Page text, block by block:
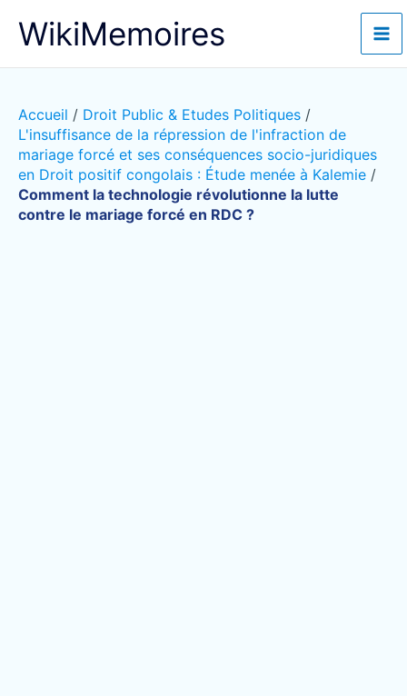
WikiMemoires
Accueil / Droit Public & Etudes Politiques /
L'insuffisance de la répression de l'infraction de
mariage forcé et ses conséquences socio-juridiques
en Droit positif congolais : Étude menée à Kalemie /
Comment la technologie révolutionne la lutte
contre le mariage forcé en RDC ?